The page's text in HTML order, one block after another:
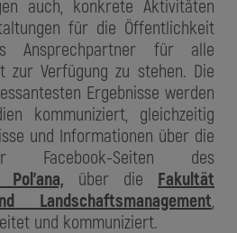
auch, konkrete Aktivitäten
für die Öffentlichkeit
Ansprechpartner für alle
zur Verfügung zu stehen. Die
Ergebnisse werden
kommuniziert, gleichzeitig
und Informationen über die
Facebook-Seiten des
Pol'ana, über die Fakultät
Landschaftsmanagement
und kommuniziert.